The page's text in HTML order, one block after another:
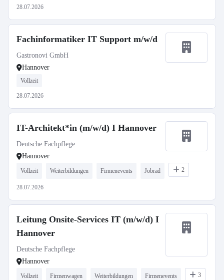
28.07.2026
Fachinformatiker IT Support m/w/d
Gastronovi GmbH
Hannover
Vollzeit
28.07.2026
IT-Architekt*in (m/w/d) I Hannover
Deutsche Fachpflege
Hannover
Vollzeit Weiterbildungen Firmenevents Jobrad 2
28.07.2026
Leitung Onsite-Services IT (m/w/d) I
Hannover
Deutsche Fachpflege
Hannover
Vollzeit Firmenwagen Weiterbildungen Firmenevents 3